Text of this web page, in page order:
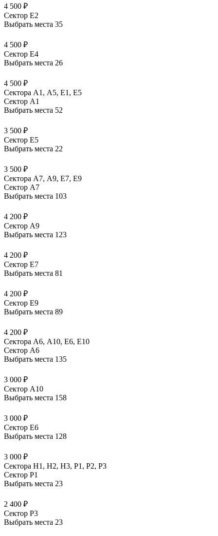
4 500 ₽
Сектор E2
Выбрать места 35
4 500 ₽
Сектор E4
Выбрать места 26
4 500 ₽
Сектора А1, А5, Е1, Е5
Сектор A1
Выбрать места 52
3 500 ₽
Сектор E5
Выбрать места 22
3 500 ₽
Сектора А7, А9, Е7, Е9
Сектор A7
Выбрать места 103
4 200 ₽
Сектор A9
Выбрать места 123
4 200 ₽
Сектор E7
Выбрать места 81
4 200 ₽
Сектор E9
Выбрать места 89
4 200 ₽
Сектора А6, А10, Е6, Е10
Сектор A6
Выбрать места 135
3 000 ₽
Сектор A10
Выбрать места 158
3 000 ₽
Сектор E6
Выбрать места 128
3 000 ₽
Сектора Н1, Н2, Н3, Р1, Р2, Р3
Сектор P1
Выбрать места 23
2 400 ₽
Сектор P3
Выбрать места 23